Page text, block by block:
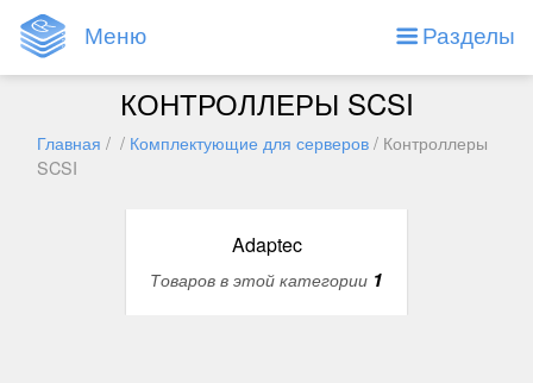
Меню Разделы
КОНТРОЛЛЕРЫ SCSI
Главная / / Комплектующие для серверов/ Контроллеры
SCSI
Adaptec
Товаров в этой категории 1